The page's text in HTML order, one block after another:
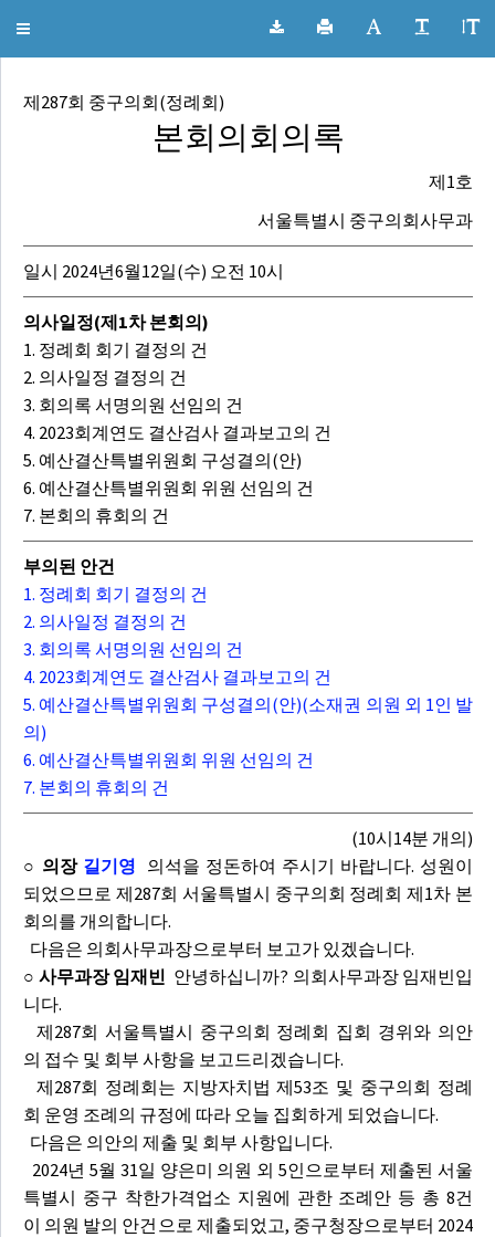
서울특별시 중구의회 회의록
Toggle
제287회 중구의회(정례회)
본회의회의록
제1호
서울특별시 중구의회사무과
일시 2024년6월12일(수) 오전 10시
의사일정(제1차 본회의)
1. 정례회 회기 결정의 건
2. 의사일정 결정의 건
3. 회의록 서명의원 선임의 건
4. 2023회계연도 결산검사 결과보고의 건
5. 예산결산특별위원회 구성결의(안)
6. 예산결산특별위원회 위원 선임의 건
7. 본회의 휴회의 건
부의된 안건
1. 정례회 회기 결정의 건
2. 의사일정 결정의 건
3. 회의록 서명의원 선임의 건
4. 2023회계연도 결산검사 결과보고의 건
5. 예산결산특별위원회 구성결의(안)(소재권 의원 외 1인 발
의)
6. 예산결산특별위원회 위원 선임의 건
7. 본회의 휴회의 건
(10시14분 개의)
○ 의장 길기영 의석을 정돈하여 주시기 바랍니다. 성원이
되었으므로 제287회 서울특별시 중구의회 정례회 제1차 본
회의를 개의합니다.
다음은 의회사무과장으로부터 보고가 있겠습니다.
○ 사무과장 임재빈 안녕하십니까? 의회사무과장 임재빈입
니다.
제287회 서울특별시 중구의회 정례회 집회 경위와 의안
의 접수 및 회부 사항을 보고드리겠습니다.
제287회 정례회는 지방자치법 제53조 및 중구의회 정례
회 운영 조례의 규정에 따라 오늘 집회하게 되었습니다.
다음은 의안의 제출 및 회부 사항입니다.
2024년 5월 31일 양은미 의원 외 5인으로부터 제출된 서울
특별시 중구 착한가격업소 지원에 관한 조례안 등 총 8건
이 의원 발의 안건으로 제출되었고, 중구청장으로부터 2024